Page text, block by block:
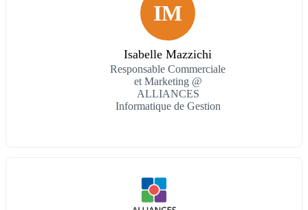
IM
Isabelle Mazzichi
Responsable Commerciale
et Marketing @
ALLIANCES
Informatique de Gestion